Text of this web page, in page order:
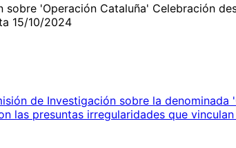
sobre 'Operación Cataluña' Celebración
15/10/2024
de Investigación sobre la
las presuntas irregularidades que